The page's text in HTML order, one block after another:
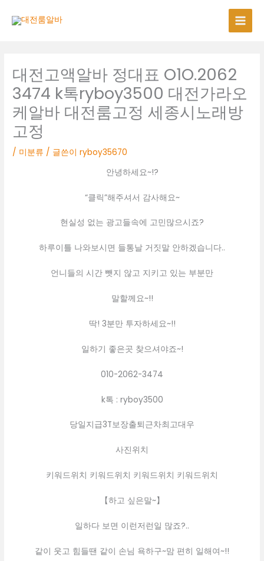
대전고액알바 정대표 O1O.2062
3474 k톡ryboy3500 대전가라오
케알바 대전룸고정 세종시노래방
고정
/ 미분류 / 글쓴이ryboy35670
안녕하세요~!?
“클릭”해주셔서 감사해요~
현실성 없는 광고들속에 고민많으시죠?
하루이틀 나와보시면 들통날 거짓말 안하겠습니다..
언니들의 시간 뺏지 않고 지키고 있는 부분만
말할께요~!!
딱! 3분만 투자하세요~!!
일하기 좋은곳 찾으셔야죠~!
010-2062-3474
k톡 : ryboy3500
당일지급3T보장출퇴근차최고대우
사진위치
키워드위치 키워드위치 키워드위치 키워드위치
【하고 싶은말~】
일하다 보면 이런저런일 많죠?..
같이 웃고 힘들땐 같이 손님 욕하구~맘 편히 일해여~!!